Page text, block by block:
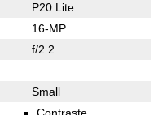
P20 Lite
16-MP
f/2.2
Small